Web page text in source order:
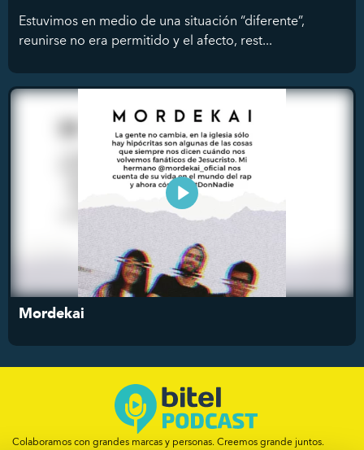
Estuvimos en medio de una situación “diferente”,
reunirse no era permitido y el afecto, rest...
Mordekai
Colaboramos con grandes marcas y personas.Creemos grande juntos.